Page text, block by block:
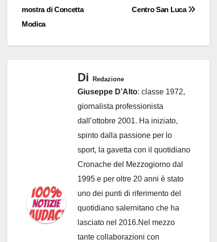
Centro San Luca
mostra di Concetta
Modica
Di Redazione
Giuseppe D’Alto: classe 1972,
giornalista professionista
dall’ottobre 2001. Ha iniziato,
spinto dalla passione per lo
sport, la gavetta con il quotidiano
Cronache del Mezzogiorno dal
1995 e per oltre 20 anni è stato
uno dei punti di riferimento del
quotidiano salernitano che ha
lasciato nel 2016.Nel mezzo
tante collaborazioni con